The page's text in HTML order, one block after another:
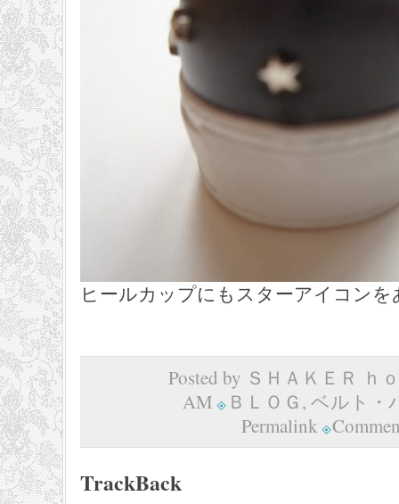
ヒールカップにもスターアイコンを
Posted by ＳＨＡＫＥＲ ｈ
AM
ＢＬＯＧ, ベルト・
Permalink
TrackBack